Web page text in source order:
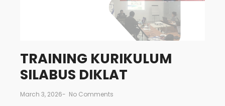
TRAINING KURIKULUM
SILABUS DIKLAT
March 3, 2026- No Comments